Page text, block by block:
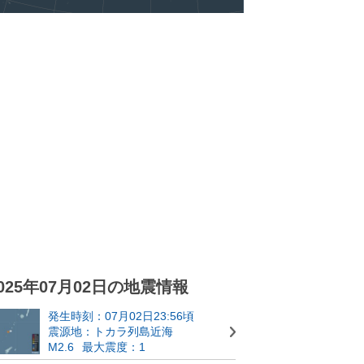
年07月02日の地震情報
発生時刻：07月02日23:56頃
震源地：トカラ列島近海
M2.6
最大震度：1